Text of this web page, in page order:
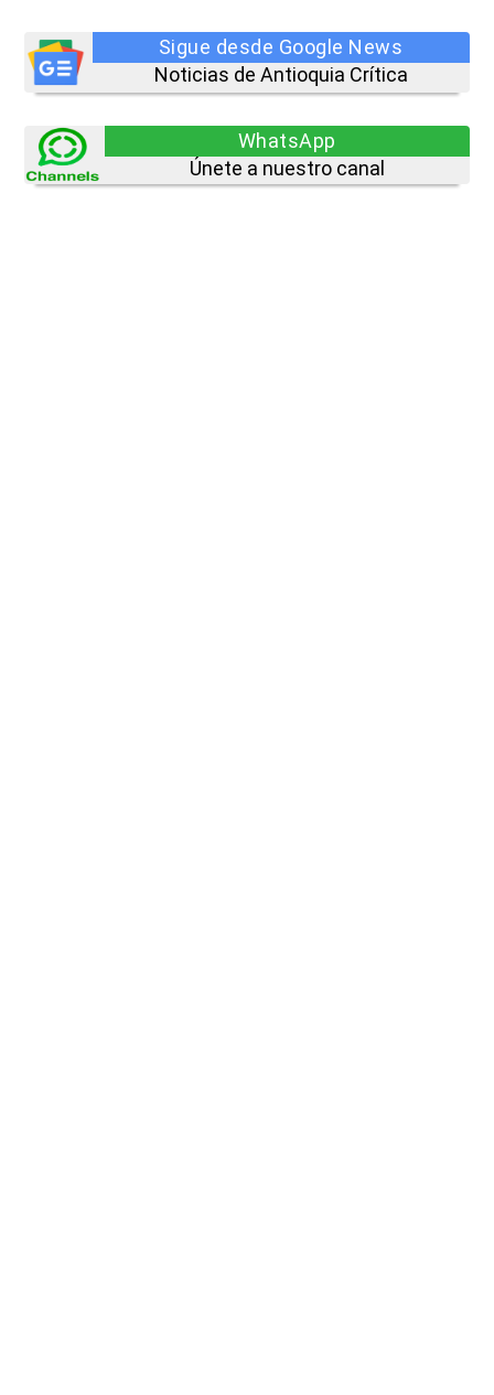
Sigue desde Google News
Noticias de Antioquia Crítica
WhatsApp
Únete a nuestro canal